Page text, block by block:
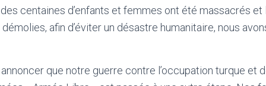
centaines d’enfants et femmes ont été massacrés
afin d’éviter un désastre humanitaire, nous
que notre guerre contre l’occupation turque et